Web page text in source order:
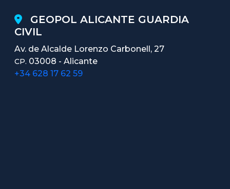
GEOPOL ALICANTE GUARDIA
CIVIL
Av. de Alcalde Lorenzo Carbonell, 27
CP. 03008 - Alicante
+34 628 17 62 59